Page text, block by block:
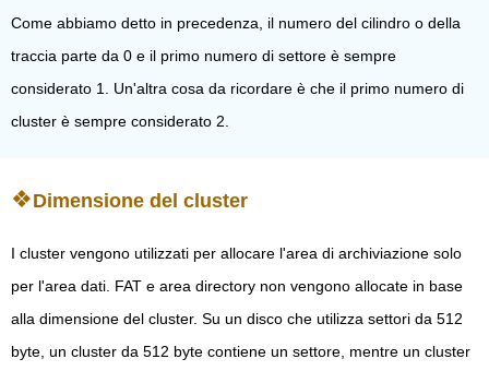
Come abbiamo detto in precedenza, il numero del cilindro o della
traccia parte da 0 e il primo numero di settore è sempre
considerato 1. Un'altra cosa da ricordare è che il primo numero di
cluster è sempre considerato 2.
Dimensione del cluster
I cluster vengono utilizzati per allocare l'area di archiviazione solo
per l'area dati. FAT e area directory non vengono allocate in base
alla dimensione del cluster. Su un disco che utilizza settori da 512
byte, un cluster da 512 byte contiene un settore, mentre un cluster